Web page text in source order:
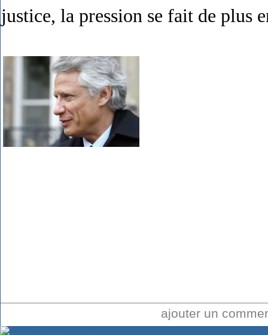
justice, la pression se fait de plus
ajouter un